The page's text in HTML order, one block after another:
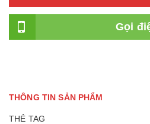
Gọi
THÔNG TIN SẢN PHẨM
THẺ TAG